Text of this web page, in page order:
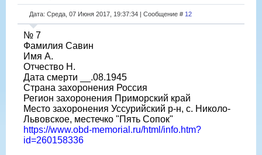
Дата: Среда, 07 Июня 2017, 19:37:34 | Сообщение # 12
№ 7
Фамилия Савин
Имя А.
Отчество Н.
Дата смерти __.08.1945
Страна захоронения Россия
Регион захоронения Приморский край
Место захоронения Уссурийский р-н, с. Николо-
Львовское, местечко "Пять Сопок"
https://www.obd-memorial.ru/html/info.htm?
id=260158336